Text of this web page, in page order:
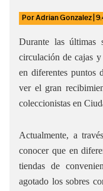
PorAdrian Gonzalez
Durante las últimas
circulación de cajas
en diferentes puntos
ver el gran
coleccionistas en
Actualmente, a
conocer que en
tiendas de
agotado los sobres